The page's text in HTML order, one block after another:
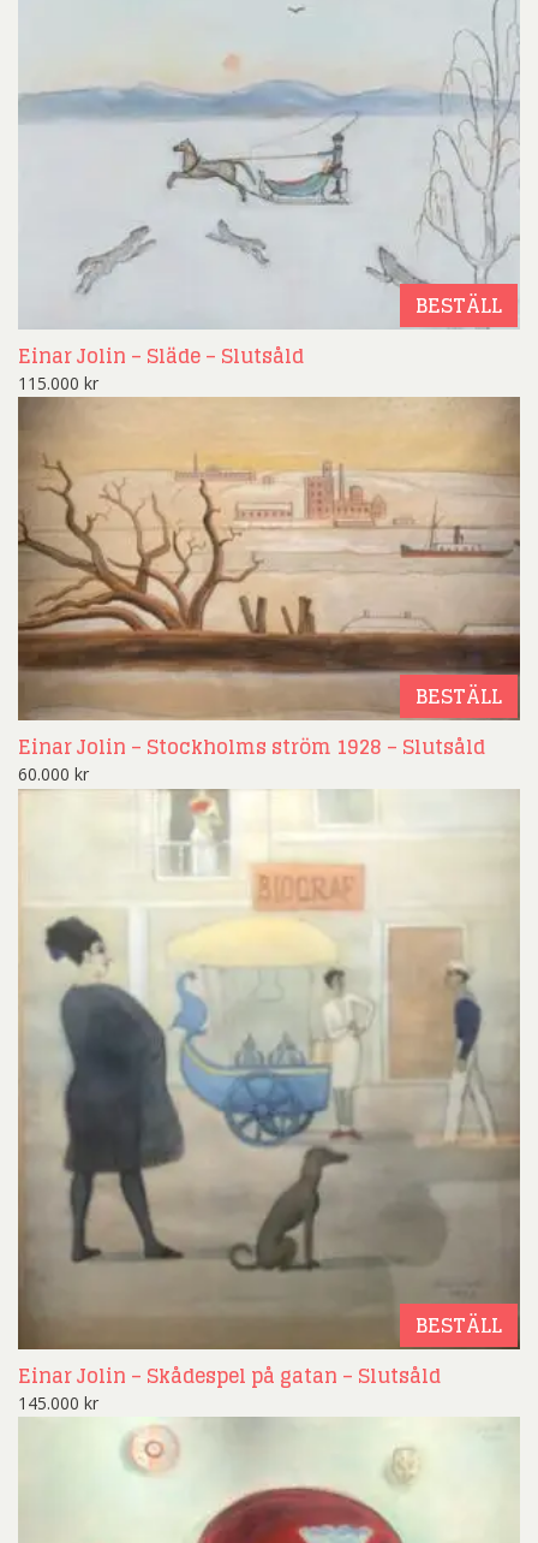
BESTÄLL
Einar Jolin – Släde – Slutsåld
115.000 kr
BESTÄLL
Einar Jolin – Stockholms ström 1928 – Slutsåld
60.000 kr
BESTÄLL
Einar Jolin – Skådespel på gatan – Slutsåld
145.000 kr